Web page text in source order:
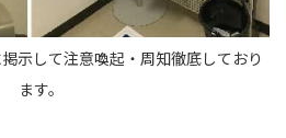
示して注意喚起・周知徹底しており
ます。